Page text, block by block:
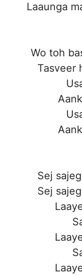
Laaunga
Wo toh
Tasveer
Sej
Sej